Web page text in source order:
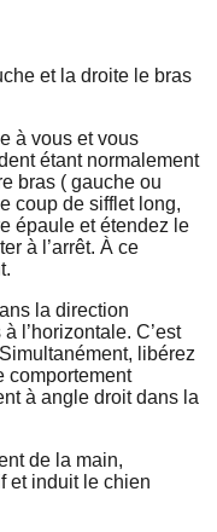
et la droite le bras
à vous et vous
étant normalement
bras ( gauche ou
coup de sifflet long,
épaule et étendez le
à l’arrêt. À ce
la direction
l’horizontale. C’est
libérez
comportement
à angle droit dans la
de la main,
et induit le chien